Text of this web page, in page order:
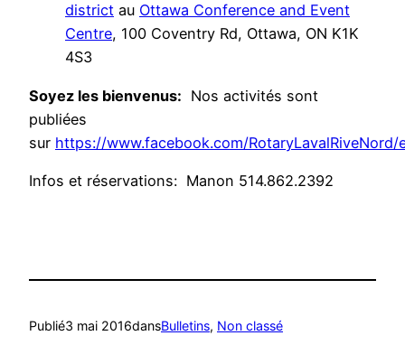
district au Ottawa Conference and Event
Centre, 100 Coventry Rd, Ottawa, ON K1K
4S3
Soyez les bienvenus: Nos activités sont
publiées
sur https://www.facebook.com/RotaryLavalRiveNord/
Infos et réservations: Manon 514.862.2392
Publié3 mai 2016dansBulletins, Non classé